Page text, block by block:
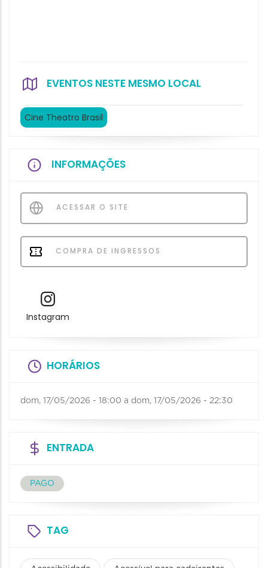
EVENTOS NESTE MESMO LOCAL
Cine Theatro Brasil
INFORMAÇÕES
ACESSAR O SITE
COMPRA DE INGRESSOS
Instagram
HORÁRIOS
dom, 17/05/2026 - 18:00 a dom, 17/05/2026 - 22:30
ENTRADA
PAGO
TAG